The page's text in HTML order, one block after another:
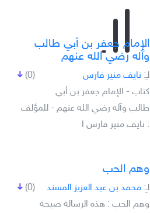
الإمام جعفر بن أبي طالب
وآله رضي الله عنهم
(0) لـِ: نايف منير فارس
كتاب - الإمام جعفر بن أبي
طالب وآله رضي الله عنهم - للمؤلف
: نايف منير فارس ا
وهم الحب
(0) لـِ: محمد بن عبد العزيز المسند
وهم الحب : هذه الرسالة صيحة